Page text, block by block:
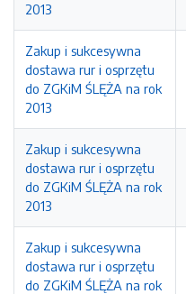
2013
Zakup i sukcesywna
dostawa rur i osprzętu
do ZGKiM ŚLĘŻA na rok
2013
Zakup i sukcesywna
dostawa rur i osprzętu
do ZGKiM ŚLĘŻA na rok
2013
Zakup i sukcesywna
dostawa rur i osprzętu
do ZGKiM ŚLĘŻA na rok